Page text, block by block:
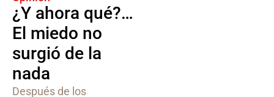
¿Y ahora qué?…
El miedo no
surgió de la
nada
Después de los